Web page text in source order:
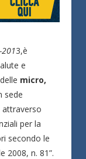
3,è
e
micro,
sede
attraverso
per la
secondo le
2008, n. 81”.